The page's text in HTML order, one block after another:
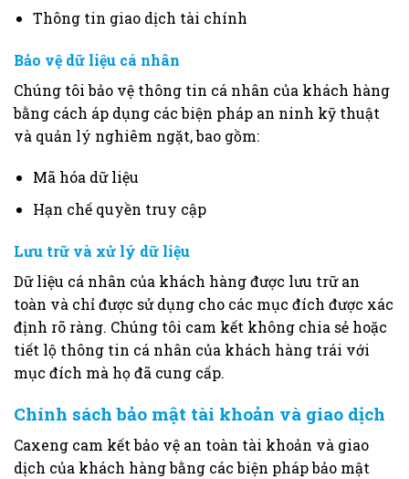
Thông tin giao dịch tài chính
Bảo vệ dữ liệu cá nhân
Chúng tôi bảo vệ thông tin cá nhân của khách hàng
bằng cách áp dụng các biện pháp an ninh kỹ thuật
và quản lý nghiêm ngặt, bao gồm:
Mã hóa dữ liệu
Hạn chế quyền truy cập
Lưu trữ và xử lý dữ liệu
Dữ liệu cá nhân của khách hàng được lưu trữ an
toàn và chỉ được sử dụng cho các mục đích được xác
định rõ ràng. Chúng tôi cam kết không chia sẻ hoặc
tiết lộ thông tin cá nhân của khách hàng trái với
mục đích mà họ đã cung cấp.
Chính sách bảo mật tài khoản và giao dịch
Caxeng cam kết bảo vệ an toàn tài khoản và giao
dịch của khách hàng bằng các biện pháp bảo mật